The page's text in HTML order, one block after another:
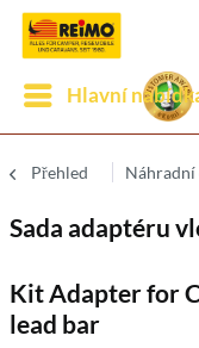
Hlavní
Přehled Náhradní
Sada adaptéru
Kit Adapter for
lead bar